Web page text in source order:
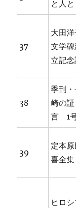
と人と
37
大田洋
文学碑
立記
38
季刊
崎の証
言 1
39
定本原
喜全集
ヒロ